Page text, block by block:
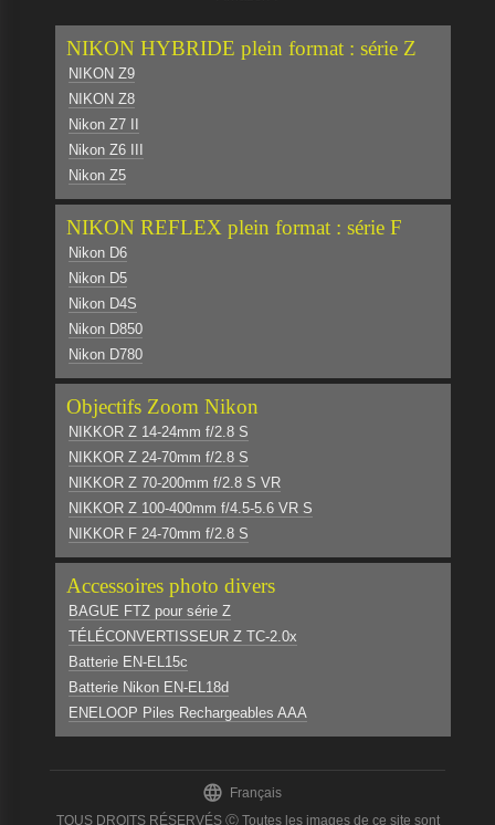
NIKON HYBRIDE plein format : série Z
NIKON Z9
NIKON Z8
Nikon Z7 II
Nikon Z6 III
Nikon Z5
NIKON REFLEX plein format : série F
Nikon D6
Nikon D5
Nikon D4S
Nikon D850
Nikon D780
Objectifs Zoom Nikon
NIKKOR Z 14-24mm f/2.8 S
NIKKOR Z 24-70mm f/2.8 S
NIKKOR Z 70-200mm f/2.8 S VR
NIKKOR Z 100-400mm f/4.5-5.6 VR S
NIKKOR F 24-70mm f/2.8 S
Accessoires photo divers
BAGUE FTZ pour série Z
TÉLÉCONVERTISSEUR Z TC-2.0x
Batterie EN-EL15c
Batterie Nikon EN-EL18d
ENELOOP Piles Rechargeables AAA
 Français
TOUS DROITS RÉSERVÉS Ⓒ Toutes les images de ce site sont